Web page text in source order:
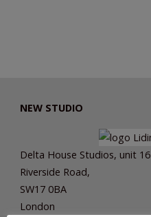
NEW STUDIO
Delta House Studios, unit 16
Riverside Road,
SW17 0BA
London